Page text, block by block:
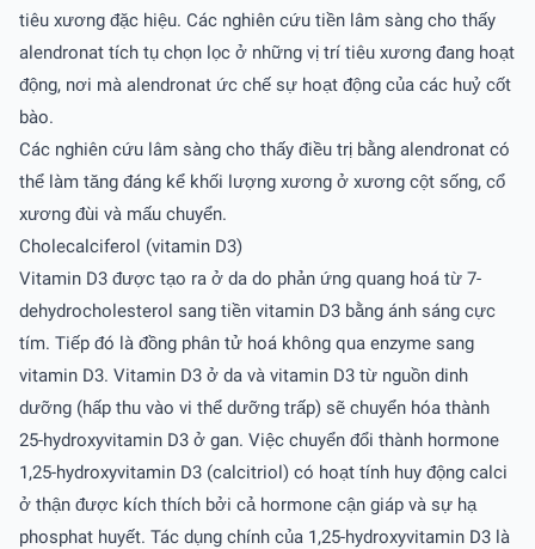
tiêu xương đặc hiệu. Các nghiên cứu tiền lâm sàng cho thấy
alendronat tích tụ chọn lọc ở những vị trí tiêu xương đang hoạt
động, nơi mà alendronat ức chế sự hoạt động của các huỷ cốt
bào.
Các nghiên cứu lâm sàng cho thấy điều trị bằng alendronat có
thể làm tăng đáng kể khối lượng xương ở xương cột sống, cổ
xương đùi và mấu chuyển.
Cholecalciferol (vitamin D3)
Vitamin D3 được tạo ra ở da do phản ứng quang hoá từ 7-
dehydrocholesterol sang tiền vitamin D3 bằng ánh sáng cực
tím. Tiếp đó là đồng phân tử hoá không qua enzyme sang
vitamin D3. Vitamin D3 ở da và vitamin D3 từ nguồn dinh
dưỡng (hấp thu vào vi thể dưỡng trấp) sẽ chuyển hóa thành
25-hydroxyvitamin D3 ở gan. Việc chuyển đổi thành hormone
1,25-hydroxyvitamin D3 (calcitriol) có hoạt tính huy động calci
ở thận được kích thích bởi cả hormone cận giáp và sự hạ
phosphat huyết. Tác dụng chính của 1,25-hydroxyvitamin D3 là